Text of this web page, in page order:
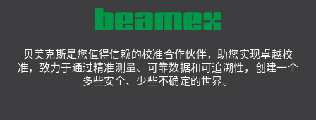
贝美克斯是您值得信赖的校准合作伙伴，助您实现卓越校
准，致力于通过精准测量、可靠数据和可追溯性，创建一个
多些安全、少些不确定的世界。